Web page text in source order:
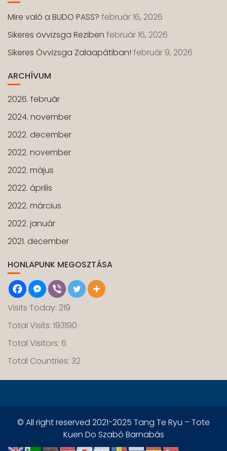
Mire való a BUDO PASS? február 16, 2026
Sikeres övvizsga Reziben február 16, 2026
Sikeres Övvizsga Zalaapátiban! február 9, 2026
ARCHÍVUM
2026. február
2024. november
2022. december
2022. november
2022. május
2022. április
2022. március
2022. január
2021. december
HONLAPUNK MEGOSZTÁSA
Visits Today: 219
Total Visits: 193190
Total Visitors: 6
Total Countries: 32
© All right reserved 2021-2025 Tang Te Ryu – Tote
Kuen Do Szabó Barnabás